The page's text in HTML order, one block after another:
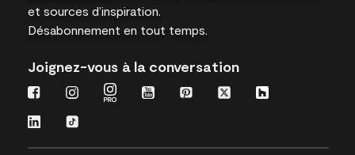
et sources d’inspiration.
Désabonnement en tout temps.
Joignez-vous à la conversation